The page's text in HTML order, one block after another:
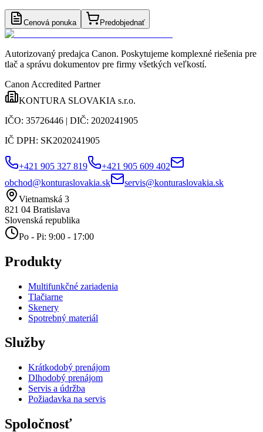
Cenová ponuka Predobjednať
Autorizovaný predajca Canon. Poskytujeme komplexné riešenia pre
tlač a správu dokumentov pre firmy všetkých veľkostí.
Canon Accredited Partner
KONTURA SLOVAKIA s.r.o.
IČO: 35726446 | DIČ: 2020241905
IČ DPH: SK2020241905
+421 905 327 819
+421 905 609 402
obchod@konturaslovakia.sk
servis@konturaslovakia.sk
Vietnamská 3
821 04 Bratislava
Slovenská republika
Po - Pi: 9:00 - 17:00
Produkty
Multifunkčné zariadenia
Tlačiarne
Skenery
Spotrebný materiál
Služby
Krátkodobý prenájom
Dlhodobý prenájom
Servis a údržba
Požiadavka na servis
Spoločnosť